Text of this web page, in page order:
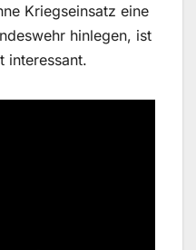
Kriegseinsatz eine
hinlegen, ist
interessant.